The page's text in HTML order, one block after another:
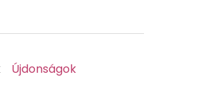
Újdonságok